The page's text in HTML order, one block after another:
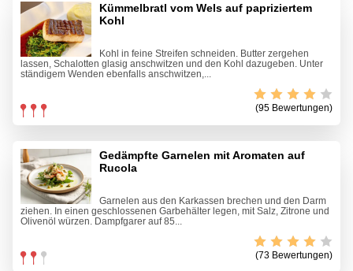
Kümmelbratl vom Wels auf papriziertem
Kohl
Kohl in feine Streifen schneiden. Butter zergehen
lassen, Schalotten glasig anschwitzen und den Kohl dazugeben. Unter
ständigem Wenden ebenfalls anschwitzen,...
(95 Bewertungen)
Gedämpfte Garnelen mit Aromaten auf
Rucola
Garnelen aus den Karkassen brechen und den Darm
ziehen. In einen geschlossenen Garbehälter legen, mit Salz, Zitrone und
Olivenöl würzen. Dampfgarer auf 85...
(73 Bewertungen)